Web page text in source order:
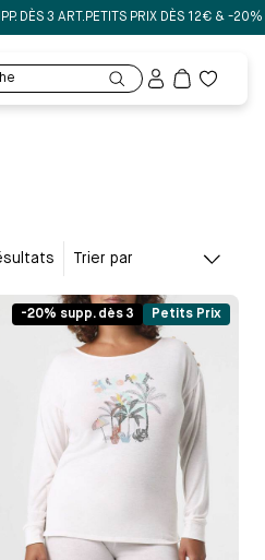
3 ART.PETITS PRIX DÈS 12€ & -20%
Mon
compte
liste
Trier par
-20% supp. dès 3 Petits Prix